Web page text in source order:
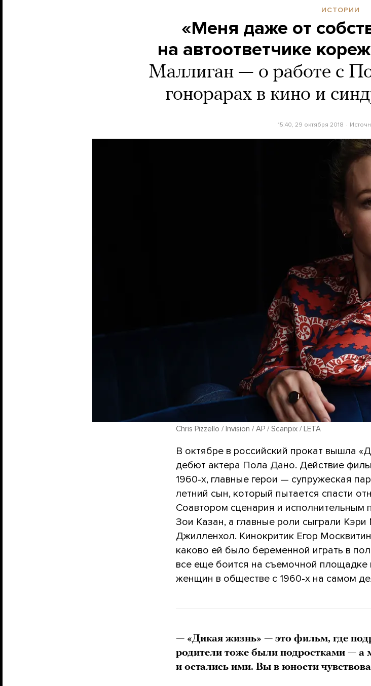
ИСТОРИИ
«Меня даже от
на автоответчике
Маллиган — о работе с
гонорарах в кино и
15:40, 29 октября 2018
Chris Pizzello / Invision / AP / Scanpix / LETA
В октябре в российский прокат вышла
дебют актера Пола Дано. Действие
1960-х, главные герои — супружеская
летний сын, который пытается спасти
Соавтором сценария и исполнительным
Зои Казан, а главные роли сыграли
Джилленхол. Кинокритик Егор
каково ей было беременной играть в
все еще боится на съемочной
женщин в обществе с 1960-х на самом
— «Дикая жизнь» — это фильм, где
родители тоже были подростками — а
и остались ими. Вы в юности